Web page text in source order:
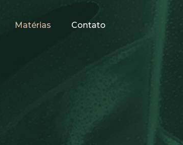
Matérias Contato